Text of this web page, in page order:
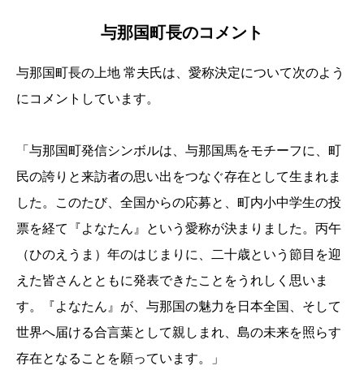
与那国町長のコメント
与那国町長の上地 常夫氏は、愛称決定について次のよう
にコメントしています。
「与那国町発信シンボルは、与那国馬をモチーフに、町
民の誇りと来訪者の思い出をつなぐ存在として生まれま
した。このたび、全国からの応募と、町内小中学生の投
票を経て『よなたん』という愛称が決まりました。丙午
（ひのえうま）年のはじまりに、二十歳という節目を迎
えた皆さんとともに発表できたことをうれしく思いま
す。『よなたん』が、与那国の魅力を日本全国、そして
世界へ届ける合言葉として親しまれ、島の未来を照らす
存在となることを願っています。」